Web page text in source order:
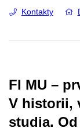
Kontakty
FI MU –
V historii,
studia.